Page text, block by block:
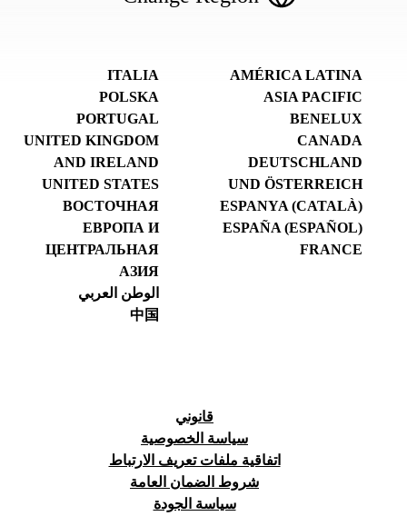
AMÉRICA LATINA
ASIA PACIFIC
BENELUX
CANADA
DEUTSCHLAND
UND ÖSTERREICH
ESPANYA (CATALÀ)
ESPAÑA (ESPAÑOL)
FRANCE
ITALIA
POLSKA
PORTUGAL
UNITED KINGDOM
AND IRELAND
UNITED STATES
ВОСТОЧНАЯ
ЕВРОПА И
ЦЕНТРАЛЬНАЯ
АЗИЯ
الوطن العربي
中国
قانوني
سياسة الخصوصية
اتفاقية ملفات تعريف الارتباط
شروط الضمان العامة
سياسة الجودة